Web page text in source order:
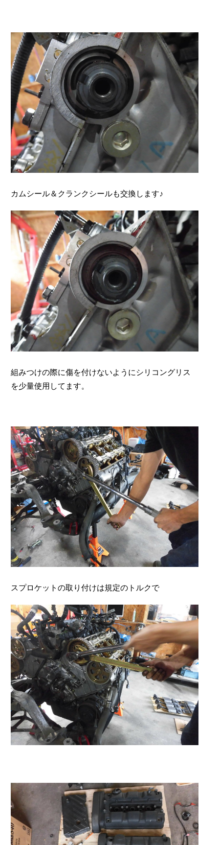
カムシール＆クランクシールも交換します♪
組みつけの際に傷を付けないようにシリコングリス
を少量使用してます。
スプロケットの取り付けは規定のトルクで